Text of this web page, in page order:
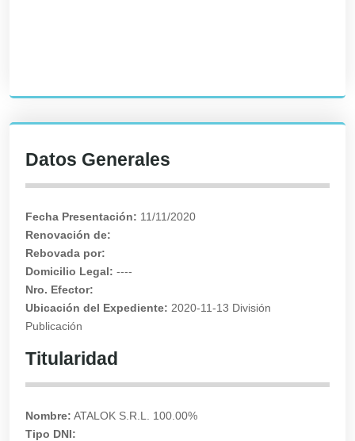
Datos Generales
Fecha Presentación: 11/11/2020
Renovación de:
Rebovada por:
Domicilio Legal: ----
Nro. Efector:
Ubicación del Expediente: 2020-11-13 División
Publicación
Titularidad
Nombre: ATALOK S.R.L. 100.00%
Tipo DNI: